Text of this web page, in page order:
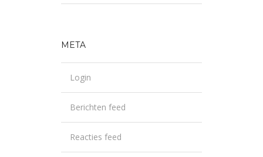
META
Login
Berichten feed
Reacties feed